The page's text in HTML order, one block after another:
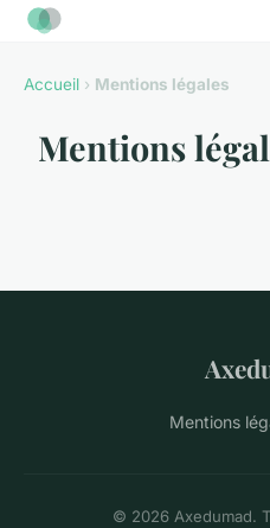
Accueil › Mentions légales
Mentions
Mentions
© 2026 Axedumad.